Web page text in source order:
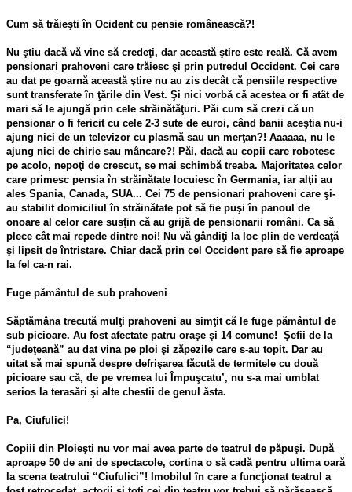
Cum să trăieşti în Ocident cu pensie românească?!
Nu ştiu dacă vă vine să credeţi, dar această ştire este reală. Că avem
pensionari prahoveni care trăiesc şi prin putredul Occident. Cei care
au dat pe goarnă această ştire nu au zis decât că pensiile respective
sunt transferate în ţările din Vest. Şi nici vorbă că acestea or fi atât de
mari să le ajungă prin cele străinătăţuri. Păi cum să crezi că un
pensionar o fi fericit cu cele 2-3 sute de euroi, când banii aceştia nu-i
ajung nici de un televizor cu plasmă sau un merţan?! Aaaaaa, nu le
ajung nici de chirie sau mâncare?! Păi, dacă au copii care robotesc
pe acolo, nepoţi de crescut, se mai schimbă treaba. Majoritatea celor
care primesc pensia în străinătate locuiesc în Germania, iar alţii au
ales Spania, Canada, SUA... Cei 75 de pensionari prahoveni care şi-
au stabilit domiciliul în străinătate pot să fie puşi în panoul de
onoare al celor care susţin că au grijă de pensionarii români. Ca să
plece cât mai repede dintre noi! Nu vă gândiţi la loc plin de verdeaţă
şi lipsit de întristare. Chiar dacă prin cel Occident pare să fie aproape
la fel ca-n rai.
Fuge pământul de sub prahoveni
Săptămâna trecută mulţi prahoveni au simţit că le fuge pământul de
sub picioare. Au fost afectate patru oraşe şi 14 comune! Şefii de la
“judeţeană” au dat vina pe ploi şi zăpezile care s-au topit. Dar au
uitat să mai spună despre defrişarea făcută de termitele cu două
picioare sau că, de pe vremea lui Împuşcatu’, nu s-a mai umblat
serios la terasări şi alte chestii de genul ăsta.
Pa, Ciufulici!
Copiii din Ploieşti nu vor mai avea parte de teatrul de păpuşi. După
aproape 50 de ani de spectacole, cortina o să cadă pentru ultima oară
la scena teatrului “Ciufulici”! Imobilul în care a funcţionat teatrul a